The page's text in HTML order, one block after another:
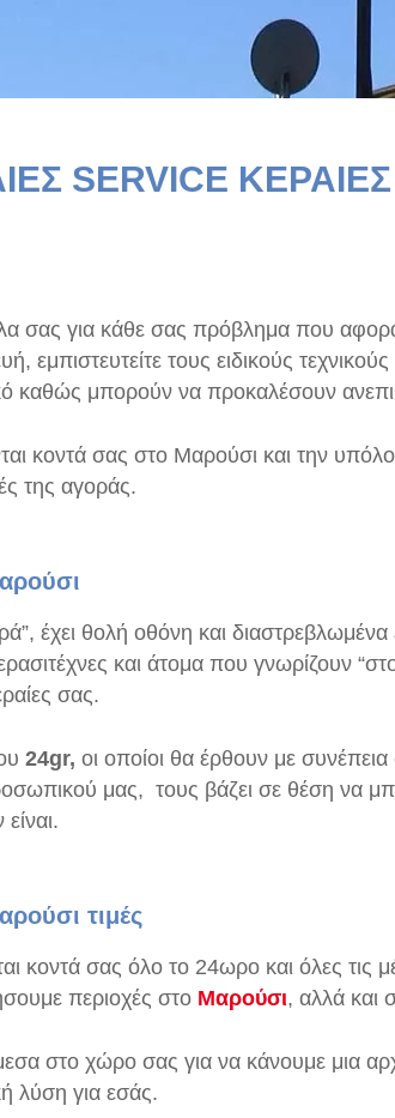
SERVICE
σας για κάθε σας πρόβλημα που
εμπιστευτείτε τους ειδικούς
καθώς μπορούν να προκαλέσουν
κοντά σας στο Μαρούσι και την
της αγοράς.
έχει θολή οθόνη και
και άτομα που γνωρίζουν
σας.
24gr, οι οποίοι θα έρθουν με
μας, τους βάζει σε θέση να
τιμές
κοντά σας όλο το 24ωρο και όλες τις
περιοχές στο Μαρούσι, αλλά και
στο χώρο σας για να κάνουμε μια
λύση για εσάς.